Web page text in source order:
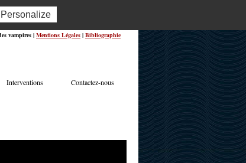
vampires | Mentions Légales | Bibliographie
Interventions Contactez-nous
Personalize